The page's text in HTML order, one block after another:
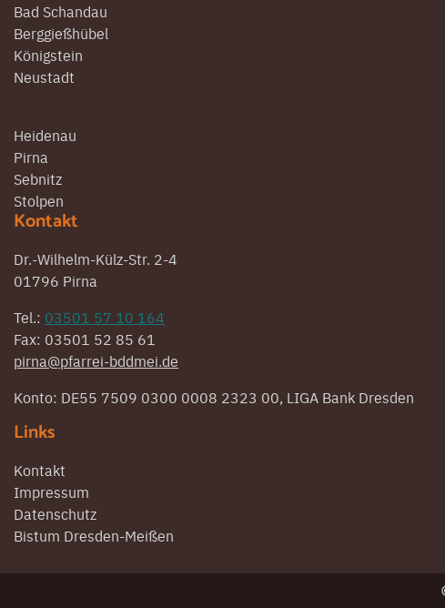
Bad Schandau
Berggießhübel
Königstein
Neustadt
Heidenau
Pirna
Sebnitz
Stolpen
Kontakt
Dr.-Wilhelm-Külz-Str. 2-4
01796 Pirna
Tel.: 03501 57 10 164
Fax: 03501 52 85 61
pirna@pfarrei-bddmei.de
Konto: DE55 7509 0300 0008 2323 00, LIGA Bank Dresden
Links
Kontakt
Impressum
Datenschutz
Bistum Dresden-Meißen